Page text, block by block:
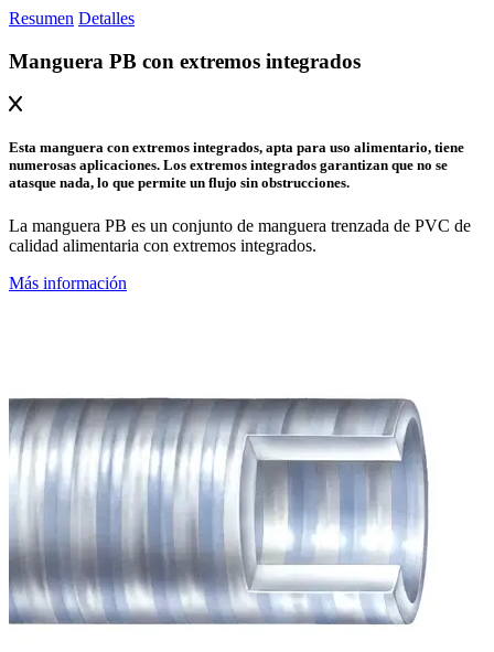
Resumen Detalles
Manguera PB con extremos integrados
Esta manguera con extremos integrados, apta para uso alimentario, tiene
numerosas aplicaciones. Los extremos integrados garantizan que no se
atasque nada, lo que permite un flujo sin obstrucciones.
La manguera PB es un conjunto de manguera trenzada de PVC de
calidad alimentaria con extremos integrados.
Más información